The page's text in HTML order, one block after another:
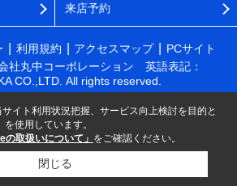
来店予約
利用規約 アクセスマップ
PCサイト
社丸中コーポレーション 英語表記：
CO.,LTD. All rights reserved.
イト利用状況把握、サービス向上検討を目的と
使用しています。
の取扱いについて」 をご確認ください。
閉じる